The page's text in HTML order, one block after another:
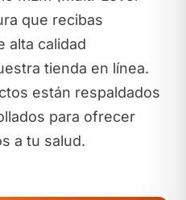
que recibas
alta calidad
tienda en línea.
están respaldados
para ofrecer
a tu salud.